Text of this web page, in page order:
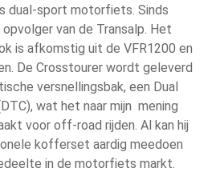
dual-sport motorfiets. Sinds
van de Transalp. Het
is afkomstig uit de VFR1200 en
De Crosstourer wordt geleverd
versnellingsbak, een Dual
wat het naar mijn mening
voor off-road rijden. Al kan hij
kofferset aardig meedoen
in de motorfiets markt.